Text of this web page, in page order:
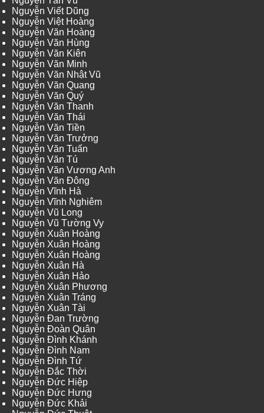
Nguyễn Viết Dũng
Nguyễn Việt Hoàng
Nguyễn Văn Hoàng
Nguyễn Văn Hùng
Nguyễn Văn Kiên
Nguyễn Văn Minh
Nguyễn Văn Nhật Vũ
Nguyễn Văn Quang
Nguyễn Văn Quý
Nguyễn Văn Thanh
Nguyễn Văn Thái
Nguyễn Văn Tiền
Nguyễn Văn Trưởng
Nguyễn Văn Tuấn
Nguyễn Văn Tú
Nguyễn Văn Vương Anh
Nguyễn Văn Đông
Nguyễn Vĩnh Hà
Nguyễn Vĩnh Nghiêm
Nguyễn Vũ Long
Nguyễn Vũ Tường Vy
Nguyễn Xuân Hoàng
Nguyễn Xuân Hoàng
Nguyễn Xuân Hoàng
Nguyễn Xuân Hà
Nguyễn Xuân Hảo
Nguyễn Xuân Phương
Nguyễn Xuân Tráng
Nguyễn Xuân Tài
Nguyễn Đan Trường
Nguyễn Đoàn Quân
Nguyễn Đình Khánh
Nguyễn Đình Nam
Nguyễn Đình Tứ
Nguyễn Đắc Thời
Nguyễn Đức Hiệp
Nguyễn Đức Hưng
Nguyễn Đức Khải